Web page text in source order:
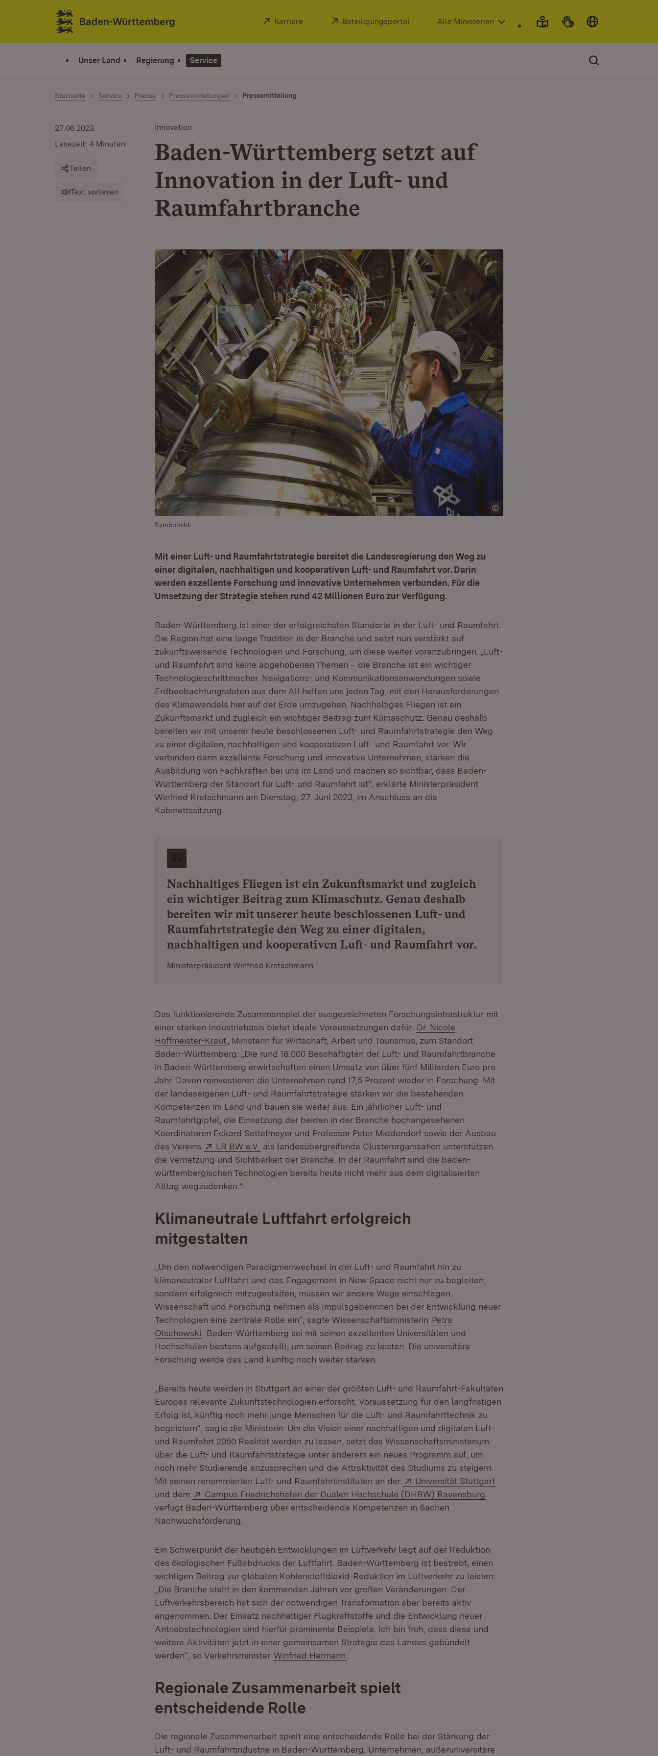
Zum Inhalt springen
Link zur Startseite
Extern:
Karriere (Öffnet in neuem Fenster)
Extern:
Beteiligungsportal (Öffnet in neuem Fenster)
Alle Ministerien
Unser Land Regierung Service
Startseite Service Presse Pressemitteilungen Pressemitteilung
Innovation
Baden-Württemberg setzt auf
Innovation in der Luft- und
Raumfahrtbranche
27.06.2023
Lesezeit: 4 Minuten
Teilen
Text vorlesen
Symbolbild
Mit einer Luft- und Raumfahrtstrategie bereitet die Landesregierung den Weg zu
einer digitalen, nachhaltigen und kooperativen Luft- und Raumfahrt vor. Darin
werden exzellente Forschung und innovative Unternehmen verbunden. Für die
Umsetzung der Strategie stehen rund 42 Millionen Euro zur Verfügung.
Baden-Württemberg ist einer der erfolgreichsten Standorte in der Luft- und Raumfahrt.
Die Region hat eine lange Tradition in der Branche und setzt nun verstärkt auf
zukunftsweisende Technologien und Forschung, um diese weiter voranzubringen. „Luft-
und Raumfahrt sind keine abgehobenen Themen – die Branche ist ein wichtiger
Technologieschrittmacher. Navigations- und Kommunikationsanwendungen sowie
Erdbeobachtungsdaten aus dem All helfen uns jeden Tag, mit den Herausforderungen
des Klimawandels hier auf der Erde umzugehen. Nachhaltiges Fliegen ist ein
Zukunftsmarkt und zugleich ein wichtiger Beitrag zum Klimaschutz. Genau deshalb
bereiten wir mit unserer heute beschlossenen Luft- und Raumfahrtstrategie den Weg
zu einer digitalen, nachhaltigen und kooperativen Luft- und Raumfahrt vor. Wir
verbinden darin exzellente Forschung und innovative Unternehmen, stärken die
Ausbildung von Fachkräften bei uns im Land und machen so sichtbar, dass Baden-
Württemberg der Standort für Luft- und Raumfahrt ist“, erklärte Ministerpräsident
Winfried Kretschmann am Dienstag, 27. Juni 2023, im Anschluss an die
Kabinettssitzung.
Nachhaltiges Fliegen ist ein Zukunftsmarkt und zugleich
ein wichtiger Beitrag zum Klimaschutz. Genau deshalb
bereiten wir mit unserer heute beschlossenen Luft- und
Raumfahrtstrategie den Weg zu einer digitalen,
nachhaltigen und kooperativen Luft- und Raumfahrt vor.
Ministerpräsident Winfried Kretschmann
Das funktionierende Zusammenspiel der ausgezeichneten Forschungsinfrastruktur mit
einer starken Industriebasis bietet ideale Voraussetzungen dafür. Dr. Nicole
Hoffmeister-Kraut , Ministerin für Wirtschaft, Arbeit und Tourismus, zum Standort
Baden-Württemberg: „Die rund 16.000 Beschäftigten der Luft- und Raumfahrtbranche
in Baden-Württemberg erwirtschaften einen Umsatz von über fünf Milliarden Euro pro
Jahr. Davon reinvestieren die Unternehmen rund 17,5 Prozent wieder in Forschung. Mit
der landeseigenen Luft- und Raumfahrtstrategie stärken wir die bestehenden
Kompetenzen im Land und bauen sie weiter aus. Ein jährlicher Luft- und
Raumfahrtgipfel, die Einsetzung der beiden in der Branche hochangesehenen
Koordinatoren Eckard Settelmeyer und Professor Peter Middendorf sowie der Ausbau
des Vereins
Extern:
LR BW e.V. (Öffnet in neuem Fenster)
als landesübergreifende Clusterorganisation unterstützen
die Vernetzung und Sichtbarkeit der Branche. In der Raumfahrt sind die baden-
württembergischen Technologien bereits heute nicht mehr aus dem digitalisierten
Alltag wegzudenken.“
Klimaneutrale Luftfahrt erfolgreich
mitgestalten
„Um den notwendigen Paradigmenwechsel in der Luft- und Raumfahrt hin zu
klimaneutraler Luftfahrt und das Engagement in New Space nicht nur zu begleiten,
sondern erfolgreich mitzugestalten, müssen wir andere Wege einschlagen.
Wissenschaft und Forschung nehmen als Impulsgeberinnen bei der Entwicklung neuer
Technologien eine zentrale Rolle ein“, sagte Wissenschaftsministerin Petra
Olschowski
. Baden-Württemberg sei mit seinen exzellenten Universitäten und
Hochschulen bestens aufgestellt, um seinen Beitrag zu leisten. Die universitäre
Forschung werde das Land künftig noch weiter stärken.
„Bereits heute werden in Stuttgart an einer der größten Luft- und Raumfahrt-Fakultäten
Europas relevante Zukunftstechnologien erforscht. Voraussetzung für den langfristigen
Erfolg ist, künftig noch mehr junge Menschen für die Luft- und Raumfahrttechnik zu
begeistern“, sagte die Ministerin. Um die Vision einer nachhaltigen und digitalen Luft-
und Raumfahrt 2050 Realität werden zu lassen, setzt das Wissenschaftsministerium
über die Luft- und Raumfahrtstrategie unter anderem ein neues Programm auf, um
noch mehr Studierende anzusprechen und die Attraktivität des Studiums zu steigern.
Mit seinen renommierten Luft- und Raumfahrtinstituten an der
Extern:
Universität Stuttgart
und dem
Extern:
Campus Friedrichshafen der Dualen Hochschule (DHBW) Ravensburg
verfügt Baden-Württemberg über entscheidende Kompetenzen in Sachen
Nachwuchsförderung.
Ein Schwerpunkt der heutigen Entwicklungen im Luftverkehr liegt auf der Reduktion
des ökologischen Fußabdrucks der Luftfahrt. Baden-Württemberg ist bestrebt, einen
wichtigen Beitrag zur globalen Kohlenstoffdioxid-Reduktion im Luftverkehr zu leisten.
„Die Branche steht in den kommenden Jahren vor großen Veränderungen. Der
Luftverkehrsbereich hat sich der notwendigen Transformation aber bereits aktiv
angenommen: Der Einsatz nachhaltiger Flugkraftstoffe und die Entwicklung neuer
Antriebstechnologien sind hierfür prominente Beispiele. Ich bin froh, dass diese und
weitere Aktivitäten jetzt in einer gemeinsamen Strategie des Landes gebündelt
werden“, so Verkehrsminister Winfried Hermann
Regionale Zusammenarbeit spielt
entscheidende Rolle
Die regionale Zusammenarbeit spielt eine entscheidende Rolle bei der Stärkung der
Luft- und Raumfahrtindustrie in Baden-Württemberg. Unternehmen, außeruniversitäre